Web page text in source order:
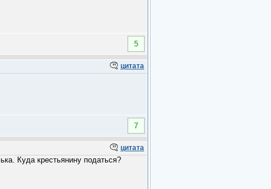
5
цитата
7
цитата
Куда крестьянину податься?